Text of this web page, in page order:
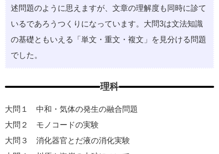
述問題のように思えますが、文章の理解度も同時に診て
いるであろうつくりになっています。大問3は文法知識
の基礎ともいえる「単文・重文・複文」を見分ける問題
でした。
理科
大問１ 中和・気体の発生の融合問題
大問２ モノコードの実験
大問３ 消化器官とだ液の消化実験